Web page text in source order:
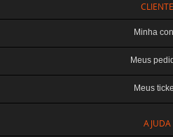
CLIENTE
Minha
Meus
Meus
AJUDA
TERABYTE ATACADO E VAREJO DE
CNPJ: 07.993.973/